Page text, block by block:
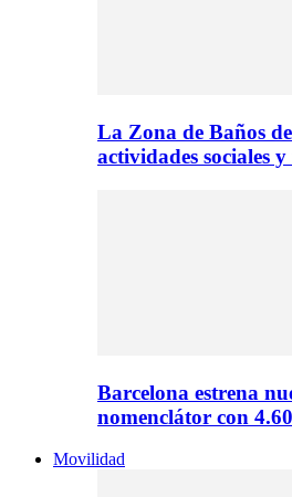
La Zona de Baños
actividades sociales
Barcelona estrena
nomenclátor con
Movilidad